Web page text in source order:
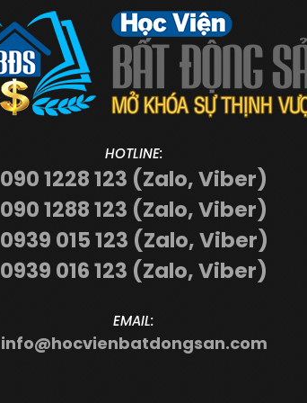
HOTLINE:
090 1228 123 (Zalo, Viber)
090 1288 123 (Zalo, Viber)
0939 015 123 (Zalo, Viber)
0939 016 123 (Zalo, Viber)
EMAIL:
info@hocvienbatdongsan.com